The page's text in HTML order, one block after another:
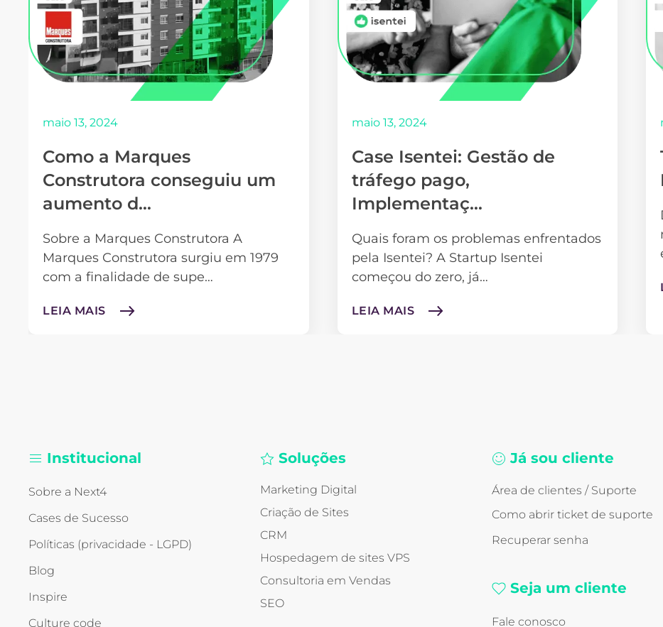
maio 13, 2024
Como a Marques
Construtora conseguiu um
aumento d…
Sobre a Marques Construtora A
Marques Construtora surgiu em 1979
com a finalidade de supe…
LEIA MAIS
maio 13, 2024
Case Isentei: Gestão de
tráfego pago,
Implementaç…
Quais foram os problemas enfrentados
pela Isentei? A Startup Isentei
começou do zero, já…
LEIA MAIS
Institucional
Sobre a Next4
Cases de Sucesso
Políticas (privacidade - LGPD)
Blog
Inspire
Culture code
Soluções
Marketing Digital
Criação de Sites
CRM
Hospedagem de sites VPS
Consultoria em Vendas
SEO
Já sou cliente
Área de clientes / Suporte
Como abrir ticket de suporte
Recuperar senha
Seja um cliente
Fale conosco